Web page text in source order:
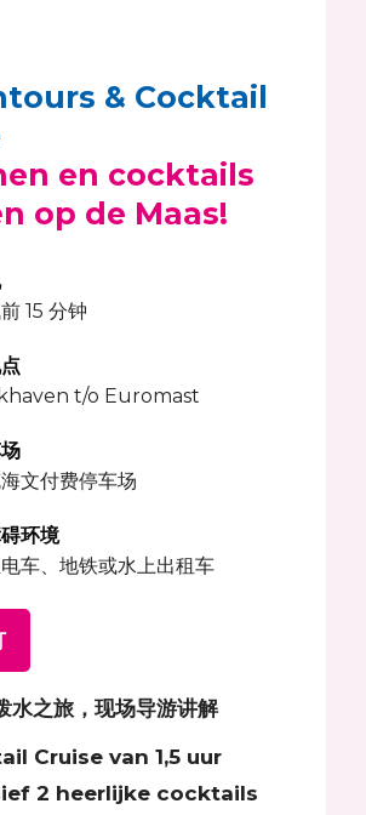
& Cocktail
en cocktails
op de Maas!
15 分钟
t/o Euromast
文付费停车场
环境
车、地铁或水上出租车
水之旅，现场导游讲解
Cruise van 1,5 uur
2 heerlijke cocktails